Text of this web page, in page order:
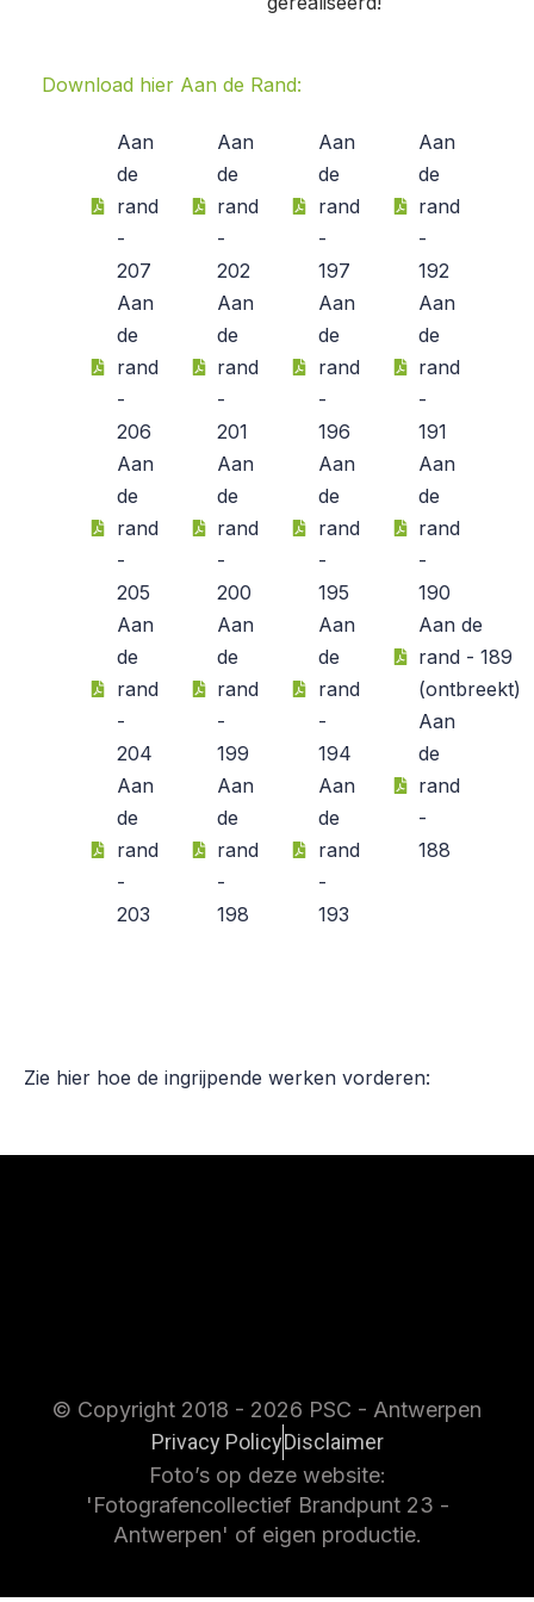
Download hier Aan de Rand:
Aan
de
rand
-
207
Aan
de
rand
-
206
Aan
de
rand
-
205
Aan
de
rand
-
204
Aan
de
rand
-
203
Aan
de
rand
-
202
Aan
de
rand
-
201
Aan
de
rand
-
200
Aan
de
rand
-
199
Aan
de
rand
-
198
Aan
de
rand
-
197
Aan
de
rand
-
196
Aan
de
rand
-
195
Aan
de
rand
-
194
Aan
de
rand
-
193
Aan
de
rand
-
192
Aan
de
rand
-
191
Aan
de
rand
-
190
Aan de
rand - 189
(ontbreekt)
Aan
de
rand
-
188
Zie hier hoe de ingrijpende werken vorderen:
© Copyright 2018 - 2026 PSC - Antwerpen
Privacy PolicyDisclaimer
Foto’s op deze website:
'Fotografencollectief Brandpunt 23 -
Antwerpen' of eigen productie.